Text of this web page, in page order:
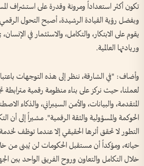
تكون أكثر استعداداً ومرونة وقدرة على استشراف
وبفضل رؤية القيادة الرشيدة، أصبح التحول
يقوم على الابتكار، والتكامل، والاستثمار في الإنسان،
وريادتها العالمية.
وأضاف: "في الشارقة، ننظر إلى هذه التوجهات
لعملنا، حيث نركز على بناء منظومة رقمية مترابطة
المتقدمة، والبيانات، والأمن السيبراني، والذكاء
الحوكمة والمسؤولية والثقة الرقمية". مشيراً إلى أن
التطور لا تحقق أثرها الحقيقي إلا عندما توظف
حياته، ومؤكداً أن مستقبل الحكومات لن يُبنى من
خلال التكامل والتعاون وروح الفريق الواحد بين